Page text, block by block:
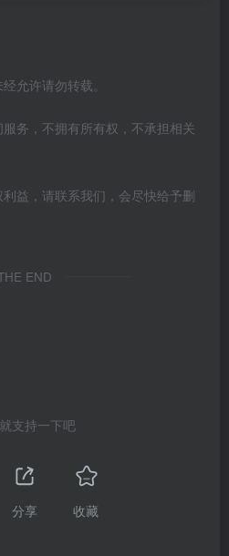
允许请勿转载。
务，不拥有所有权，不承担相关
益，请联系我们，会尽快给予删
END
支持一下吧
分享 收藏